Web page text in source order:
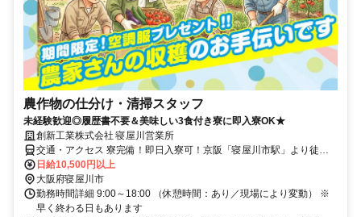
農作物の仕分け・清掃スタッフ
未経験歓迎◎履歴書不要＆美味しい3食付き寮に即入寮OK★
創新工業株式会社 寝屋川営業所
交通・アクセス 寮完備！即日入寮可！京阪「寝屋川市駅」より徒歩
20分
日給10,500円以上
大阪府寝屋川市
勤務時間詳細 9:00～18:00 （休憩時間：あり／現場により変動） ※
早く終わる日もあります